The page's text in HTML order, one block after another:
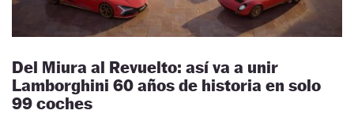
Del Miura al Revuelto: así va a unir
Lamborghini 60 años de historia en solo
99 coches